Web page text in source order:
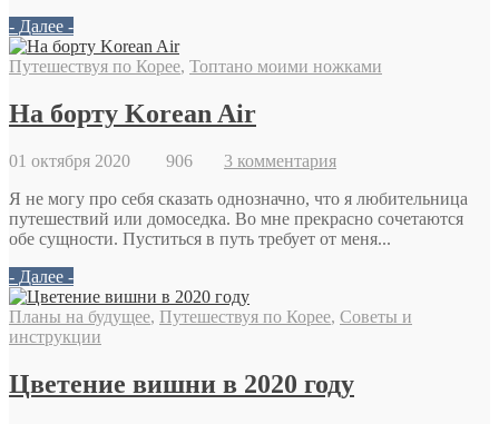
- Далее -
Путешествуя по Корее, Топтано моими ножками
На борту Korean Air
01 октября 2020 906 3 комментария
Я не могу про себя сказать однозначно, что я любительница
путешествий или домоседка. Во мне прекрасно сочетаются
обе сущности. Пуститься в путь требует от меня...
- Далее -
Планы на будущее, Путешествуя по Корее, Советы и
инструкции
Цветение вишни в 2020 году